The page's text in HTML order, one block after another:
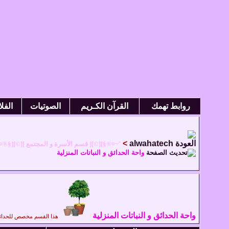
روابط تهمك القرآن الكـريم الصوتيات
alwahatech
> ˆ~¤®§][©][ قسم الأسرة و المجتمع
واحة الحدائق و النباتات المنزلية
واحة الحدائق و النباتات المنزلية هذا القسم مخصص للحدائق